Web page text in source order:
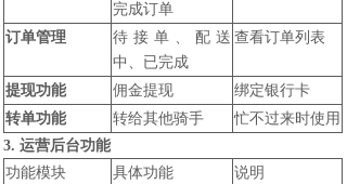
完成订单
订单管理
待接单、配送
中、已完成
查看订单列表
提现功能 佣金提现
绑定银行卡
转单功能
转给其他骑手
忙不过来时使用
3. 运营后台功能
功能模块
具体功能
说明